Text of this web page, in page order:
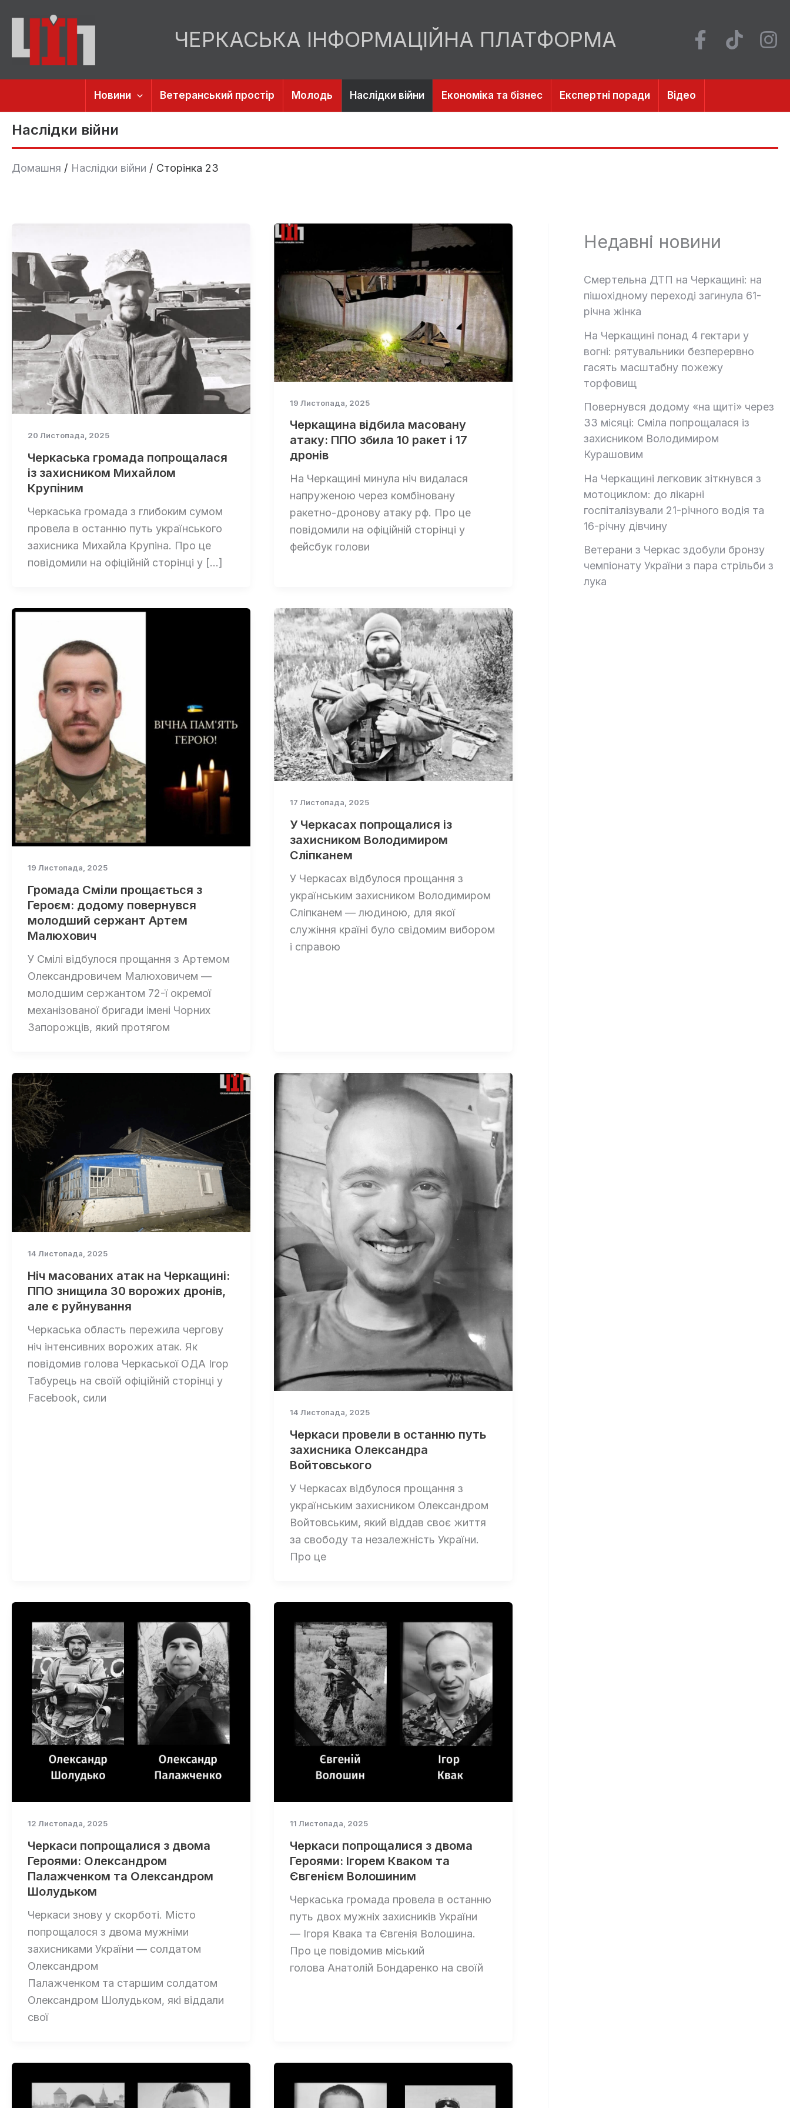
ЧЕРКАСЬКА ІНФОРМАЦІЙНА ПЛАТФОРМА
Новини Ветеранський простір Молодь Наслідки війни Економіка та бізнес Експертні поради Відео
Наслідки війни
Домашня Наслідки війни Сторінка 23
20 Листопада, 2025
Черкаська громада попрощалася
із захисником Михайлом
Крупіним
Черкаська громада з глибоким сумом
провела в останню путь українського
захисника Михайла Крупіна. Про це
повідомили на офіційній сторінці у […]
19 Листопада, 2025
Черкащина відбила масовану
атаку: ППО збила 10 ракет і 17
дронів
На Черкащині минула ніч видалася
напруженою через комбіновану
ракетно-дронову атаку рф. Про це
повідомили на офіційній сторінці у
фейсбук голови
19 Листопада, 2025
Громада Сміли прощається з
Героєм: додому повернувся
молодший сержант Артем
Малюхович
У Смілі відбулося прощання з Артемом
Олександровичем Малюховичем —
молодшим сержантом 72-ї окремої
механізованої бригади імені Чорних
Запорожців, який протягом
17 Листопада, 2025
У Черкасах попрощалися із
захисником Володимиром
Сліпканем
У Черкасах відбулося прощання з
українським захисником Володимиром
Сліпканем — людиною, для якої
служіння країні було свідомим вибором
і справою
14 Листопада, 2025
Ніч масованих атак на Черкащині:
ППО знищила 30 ворожих дронів,
але є руйнування
Черкаська область пережила чергову
ніч інтенсивних ворожих атак. Як
повідомив голова Черкаської ОДА Ігор
Табурець на своїй офіційній сторінці у
Facebook, сили
14 Листопада, 2025
Черкаси провели в останню путь
захисника Олександра
Войтовського
У Черкасах відбулося прощання з
українським захисником Олександром
Войтовським, який віддав своє життя
за свободу та незалежність України.
Про це
12 Листопада, 2025
Черкаси попрощалися з двома
Героями: Олександром
Палажченком та Олександром
Шолудьком
Черкаси знову у скорботі. Місто
попрощалося з двома мужніми
захисниками України — солдатом
Олександром
Палажченком та старшим солдатом
Олександром Шолудьком, які віддали
свої
11 Листопада, 2025
Черкаси попрощалися з двома
Героями: Ігорем Кваком та
Євгенієм Волошиним
Черкаська громада провела в останню
путь двох мужніх захисників України
— Ігоря Квака та Євгенія Волошина.
Про це повідомив міський
голова Анатолій Бондаренко на своїй
Недавні новини
Смертельна ДТП на Черкащині: на
пішохідному переході загинула 61-
річна жінка
На Черкащині понад 4 гектари у
вогні: рятувальники безперервно
гасять масштабну пожежу
торфовищ
Повернувся додому «на щиті» через
33 місяці: Сміла попрощалася із
захисником Володимиром
Курашовим
На Черкащині легковик зіткнувся з
мотоциклом: до лікарні
госпіталізували 21-річного водія та
16-річну дівчину
Ветерани з Черкас здобули бронзу
чемпіонату України з пара стрільби з
лука